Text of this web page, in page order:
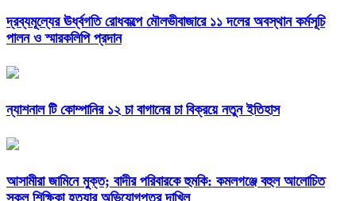
দ্রব্যমূল্যের ঊর্ধ্বগতি রোধকল্পে মৌলভীবাজারে ১১ দলের অবস্থান কর্মসূচি
পালন ও স্মারকলিপি প্রদান
ন্যাশনাল টি কোম্পানির ১২ চা বাগানের চা বিক্রয়ে নতুন ইতিহাস
আসামীরা জামিনে মুক্ত; বাদীর পরিবারকে হুমকি: কমলগঞ্জে বহুল আলোচিত
স্কুল শিক্ষিকা হত্যার অভিযোগপত্র দাখিল